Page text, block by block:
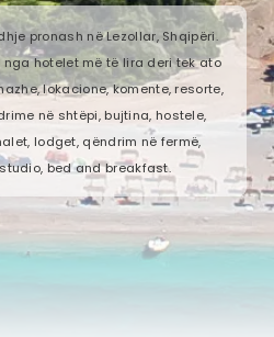
pronash në Lezollar, Shqipëri.
hotelet më të lira deri tek ato
lokacione, komente, resorte,
në shtëpi, bujtina, hostele,
lodget, qëndrim në fermë,
bed and breakfast.